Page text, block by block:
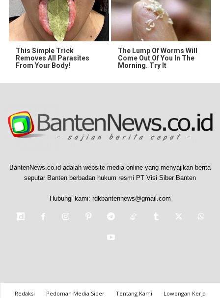
This Simple Trick
Removes All Parasites
From Your Body!
The Lump Of Worms Will
Come Out Of You In The
Morning. Try It
BantenNews.co.id adalah website media online yang menyajikan berita
seputar Banten berbadan hukum resmi PT Visi Siber Banten
Hubungi kami: rdkbantennews@gmail.com
Redaksi Pedoman Media Siber Tentang Kami
Lowongan Kerja